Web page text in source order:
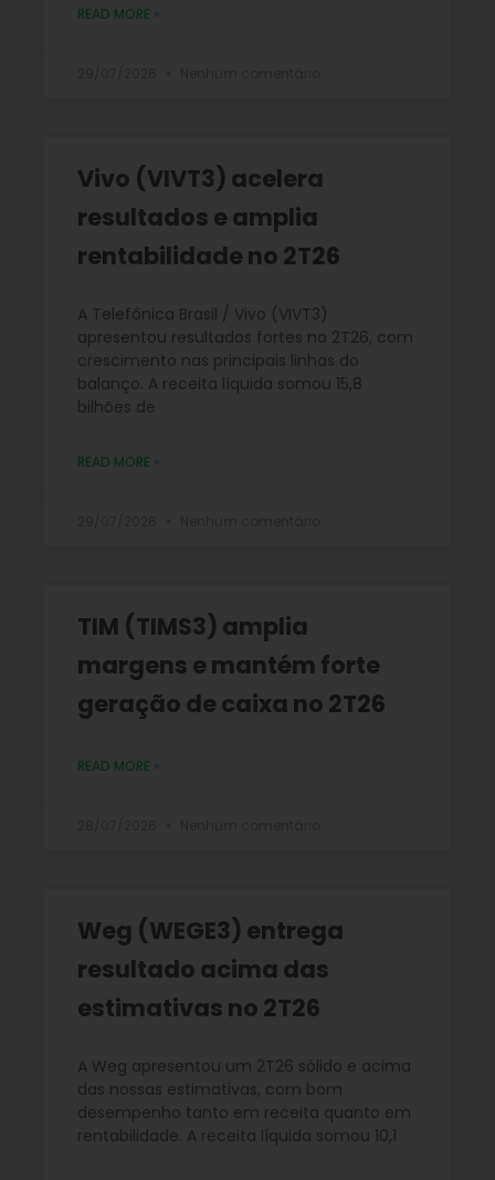
READ MORE »
Vivo (VIVT3) acelera
resultados e amplia
rentabilidade no 2T26
A Telefônica Brasil / Vivo (VIVT3)
apresentou resultados fortes no 2T26, com
crescimento nas principais linhas do
balanço. A receita líquida somou 15,8
bilhões de
READ MORE »
TIM (TIMS3) amplia
margens e mantém forte
geração de caixa no 2T26
READ MORE »
Weg (WEGE3) entrega
resultado acima das
estimativas no 2T26
A Weg apresentou um 2T26 sólido e acima
das nossas estimativas, com bom
desempenho tanto em receita quanto em
rentabilidade. A receita líquida somou 10,1